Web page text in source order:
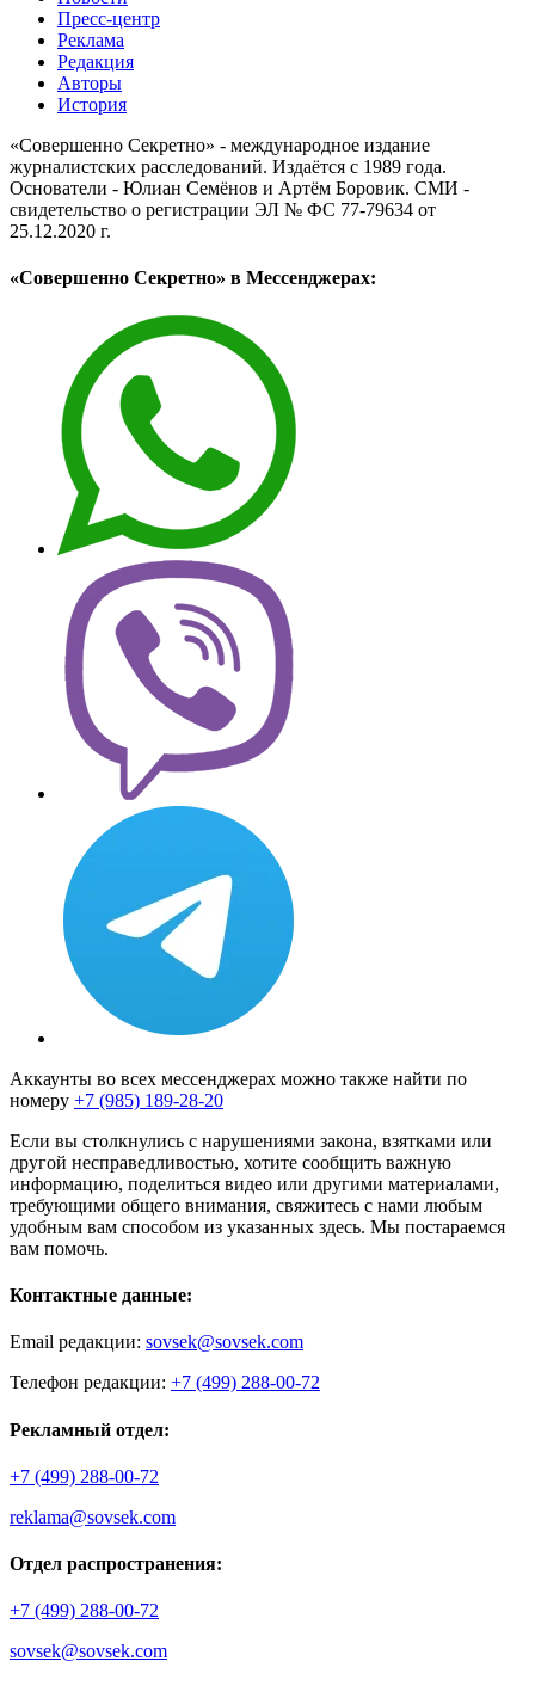
Пресс-центр
Реклама
Редакция
Авторы
История
«Совершенно Секретно» - международное издание
журналистских расследований. Издаётся с 1989 года.
Основатели - Юлиан Семёнов и Артём Боровик. CМИ -
свидетельство о регистрации ЭЛ № ФС 77-79634 от
25.12.2020 г.
«Совершенно Секретно» в Мессенджерах:
Аккаунты во всех мессенджерах можно также найти по
номеру +7 (985) 189-28-20
Если вы столкнулись с нарушениями закона, взятками или
другой несправедливостью, хотите сообщить важную
информацию, поделиться видео или другими материалами,
требующими общего внимания, свяжитесь с нами любым
удобным вам способом из указанных здесь. Мы постараемся
вам помочь.
Контактные данные:
Email редакции: sovsek@sovsek.com
Телефон редакции: +7 (499) 288-00-72
Рекламный отдел:
+7 (499) 288-00-72
reklama@sovsek.com
Отдел распространения:
+7 (499) 288-00-72
sovsek@sovsek.com